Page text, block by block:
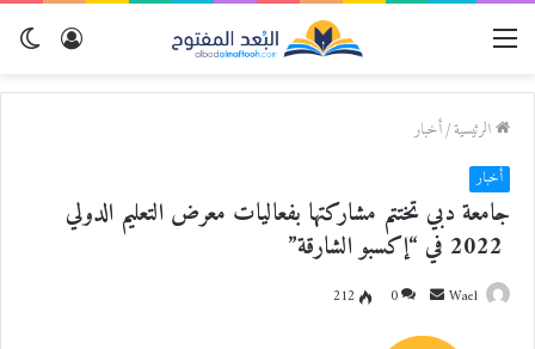
تسجيل
الرئيسية/أخبار
أخبار
جامعة دبي تختتم مشاركتها بفعاليات معرض التعليم الدولي
Wael
0
212